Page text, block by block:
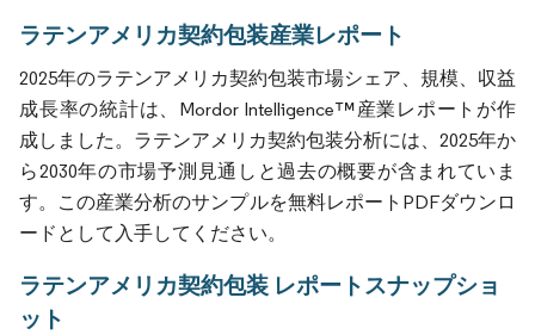
ラテンアメリカ契約包装産業レポート
2025年のラテンアメリカ契約包装市場シェア、規模、収益
成長率の統計は、Mordor Intelligence™産業レポートが作
成しました。ラテンアメリカ契約包装分析には、2025年か
ら2030年の市場予測見通しと過去の概要が含まれていま
す。この産業分析のサンプルを無料レポートPDFダウンロ
ードとして入手してください。
ラテンアメリカ契約包装 レポートスナップショ
ット